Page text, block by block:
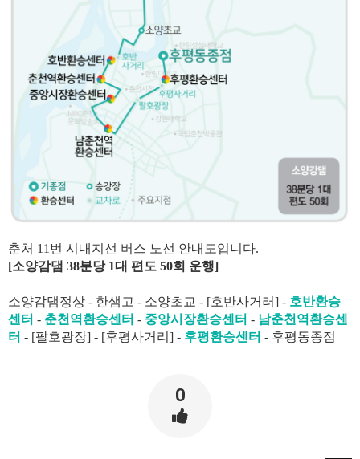
춘처 11번 시내지선 버스 노선 안내도입니다.
[소양감댐 38분당 1대 편도 50회 운행]
소양감댐정상 - 한샘고 - 소양초교 - [호반사거러] - 호반환승
센터 - 춘천역환승센터 - 중앙시장환승센터 - 남춘천역환승센
터 - [팔호광장] - [후평사거리] - 후평환승센터 - 후평동종점
0